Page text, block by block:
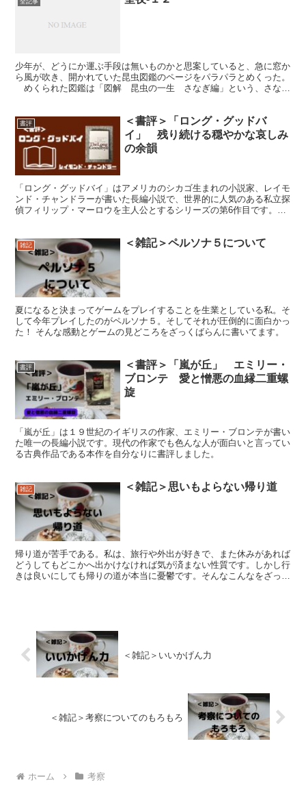
少年が、どうにか運ぶ手段は無いものかと思案していると、急に窓か
ら風が吹き、開かれていた昆虫図鑑のページをパラパラとめくった。
めくられた図鑑は「図解 昆虫の一生 さなぎ編」という、さなぎ
書評
＜書評＞「ロング・グッドバ
イ」 残り続ける穏やかな哀しみ
の余韻
「ロング・グッドバイ」はアメリカのシカゴ生まれの小説家、レイモ
ンド・チャンドラーが書いた長編小説で、世界的に人気のある私立探
偵フィリップ・マーロウを主人公とするシリーズの第6作目です。そ
雑記 ＜雑記＞ペルソナ５について
夏になると決まってゲームをプレイすることを生業としている私。そ
して今年プレイしたのがペルソナ５。そしてそれが圧倒的に面白かっ
た！ そんな感動とゲームの見どころをざっくばらんに書いてます。
書評
＜書評＞「嵐が丘」 エミリー・
ブロンテ 愛と憎悪の血縁二重螺
旋
「嵐が丘」は１９世紀のイギリスの作家、エミリー・ブロンテが書い
た唯一の長編小説です。現代の作家でも色んな人が面白いと言ってい
る古典作品である本作を自分なりに書評しました。
雑記 ＜雑記＞思いもよらない帰り道
帰り道が苦手である。私は、旅行や外出が好きで、また休みがあれば
どうしてもどこかへ出かけなければ気が済まない性質です。しかし行
きは良いにしても帰りの道が本当に憂鬱です。そんなこんなをざっく
＜雑記＞いいかげん力
＜雑記＞考察についてのもろもろ
ホーム 考察